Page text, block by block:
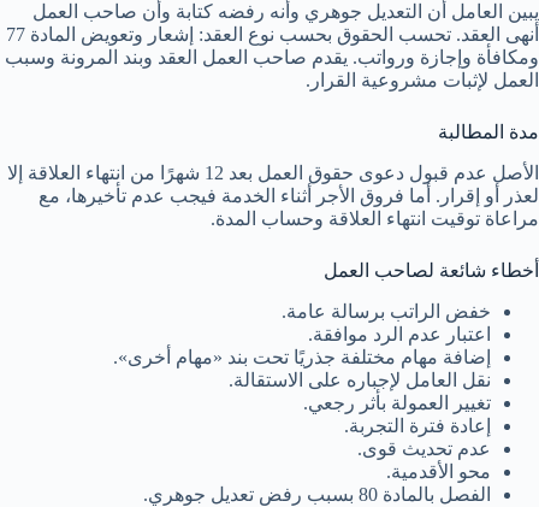
يبين العامل أن التعديل جوهري وأنه رفضه كتابة وأن صاحب العمل
أنهى العقد. تحسب الحقوق بحسب نوع العقد: إشعار وتعويض المادة 77
ومكافأة وإجازة ورواتب. يقدم صاحب العمل العقد وبند المرونة وسبب
العمل لإثبات مشروعية القرار.
مدة المطالبة
الأصل عدم قبول دعوى حقوق العمل بعد 12 شهرًا من انتهاء العلاقة إلا
لعذر أو إقرار. أما فروق الأجر أثناء الخدمة فيجب عدم تأخيرها، مع
مراعاة توقيت انتهاء العلاقة وحساب المدة.
أخطاء شائعة لصاحب العمل
خفض الراتب برسالة عامة.
اعتبار عدم الرد موافقة.
إضافة مهام مختلفة جذريًا تحت بند «مهام أخرى».
نقل العامل لإجباره على الاستقالة.
تغيير العمولة بأثر رجعي.
إعادة فترة التجربة.
عدم تحديث قوى.
محو الأقدمية.
الفصل بالمادة 80 بسبب رفض تعديل جوهري.